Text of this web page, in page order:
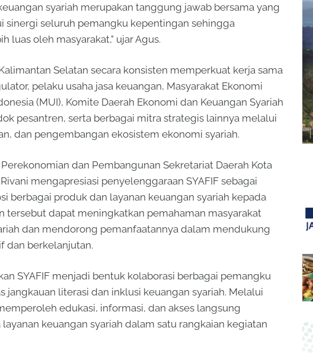
syariah merupakan tanggung jawab bersama yang
sinergi seluruh pemangku kepentingan sehingga
luas oleh masyarakat," ujar Agus.
Selatan secara konsisten memperkuat kerja sama
pelaku usaha jasa keuangan, Masyarakat Ekonomi
(MUI), Komite Daerah Ekonomi dan Keuangan Syariah
pesantren, serta berbagai mitra strategis lainnya melalui
dan pengembangan ekosistem ekonomi syariah.
dan Pembangunan Sekretariat Daerah Kota
mengapresiasi penyelenggaraan SYAFIF sebagai
berbagai produk dan layanan keuangan syariah kepada
tersebut dapat meningkatkan pemahaman masyarakat
dan mendorong pemanfaatannya dalam mendukung
dan berkelanjutan.
SYAFIF menjadi bentuk kolaborasi berbagai pemangku
literasi dan inklusi keuangan syariah. Melalui
edukasi, informasi, dan akses langsung
keuangan syariah dalam satu rangkaian kegiatan